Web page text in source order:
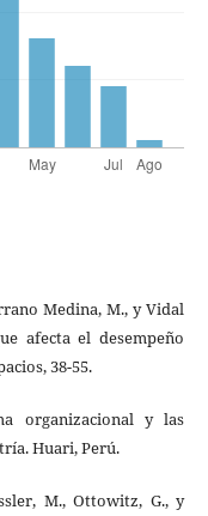
Medina, M., y Vidal
afecta el desempeño
38-55.
organizacional y las
Huari, Perú.
M., Ottowitz, G., y